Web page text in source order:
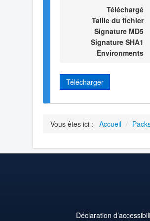
Téléchargé
Taille du fichier
Signature MD5
Signature SHA1
Environments
Télécharger
Vous êtes ici : Accueil /
Déclaration